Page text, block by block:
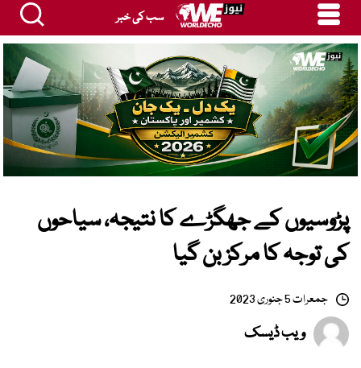
سب کی خبر
پڑوسیوں کے جھگڑے کا نتیجہ، سیاحوں
کی توجہ کا مرکز بن گیا
جمعرات 5 جنوری 2023
ویب ڈیسک